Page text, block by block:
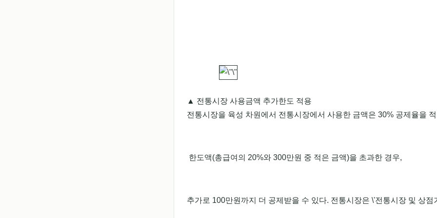
▲ 전통시장 사용금액 추가한도 적용
전통시장을 육성 차원에서 전통시장에서 사용한 금액은 30% 공제율을
한도액(총급여의 20%와 300만원 중 적은 금액)을 초과한 경우,
추가로 100만원까지 더 공제받을 수 있다. 전통시장은 \'전통시장 및 상점